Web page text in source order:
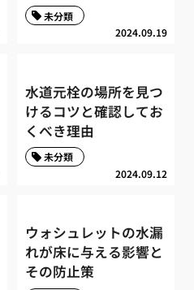
2024.09.19
未分類
水道元栓の場所を見つ
けるコツと確認してお
くべき理由
2024.09.12
未分類
ウォシュレットの水漏
れが床に与える影響と
その防止策